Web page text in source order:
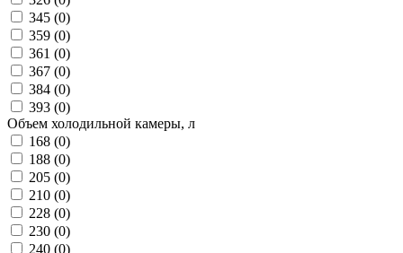
345 (0)
359 (0)
361 (0)
367 (0)
384 (0)
393 (0)
Объем холодильной камеры, л
168 (0)
188 (0)
205 (0)
210 (0)
228 (0)
230 (0)
240 (0)